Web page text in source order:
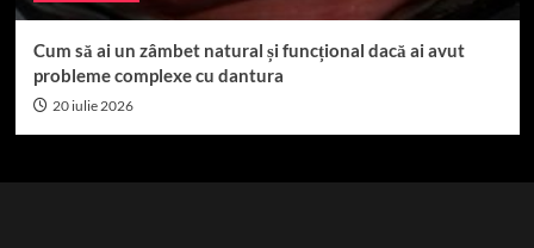
Cum să ai un zâmbet natural și funcțional dacă ai avut
probleme complexe cu dantura
20 iulie 2026